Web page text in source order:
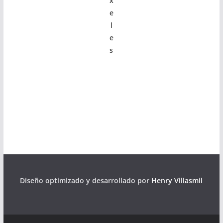
e
l
e
s
Diseño optimizado y desarrollado por Henry Villasmil